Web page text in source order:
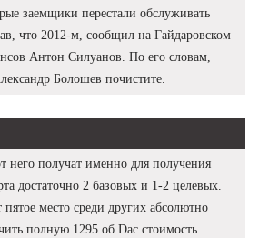
заемщики перестали обслуживать
что 2012-м, сообщил на Гайдаровском
Антон Силуанов. По его словам,
Болошев почистите.
него получат именно для получения
достаточно 2 базовых и 1-2 целевых.
место среди других абсолютно
полную 1295 об Dac стоимость